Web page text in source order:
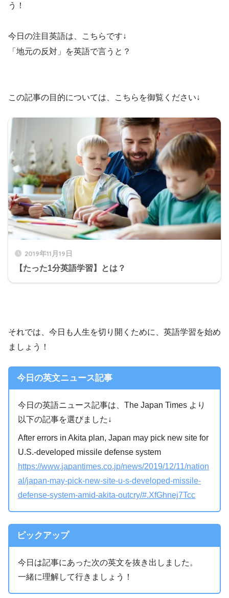
う！
今日の注目英語は、こちらです↓
「地元の反対」を英語で言うと？
この記事の目的については、こちらを御覧ください↓
2019年11月19日
【たった1分英語学習】とは？
それでは、今日も人生を切り開くために、英語学習を始め
ましょう！
今日の英文ニュース記事
今日の英語ニュース記事は、The Japan Times より
以下の記事を選びました↓
After errors in Akita plan, Japan may pick new site for
U.S.-developed missile defense system
https://www.japantimes.co.jp/news/2019/12/11/nation
al/japan-may-pick-new-site-u-s-developed-missile-
defense-system-amid-akita-outcry/#.XfGhnej7Tcc
ピックアップ
今日は記事にあった次の英文を抜き出しました。
一緒に理解して行きましょう！